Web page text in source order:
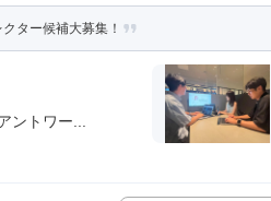
ター候補大募集！
ントワー...